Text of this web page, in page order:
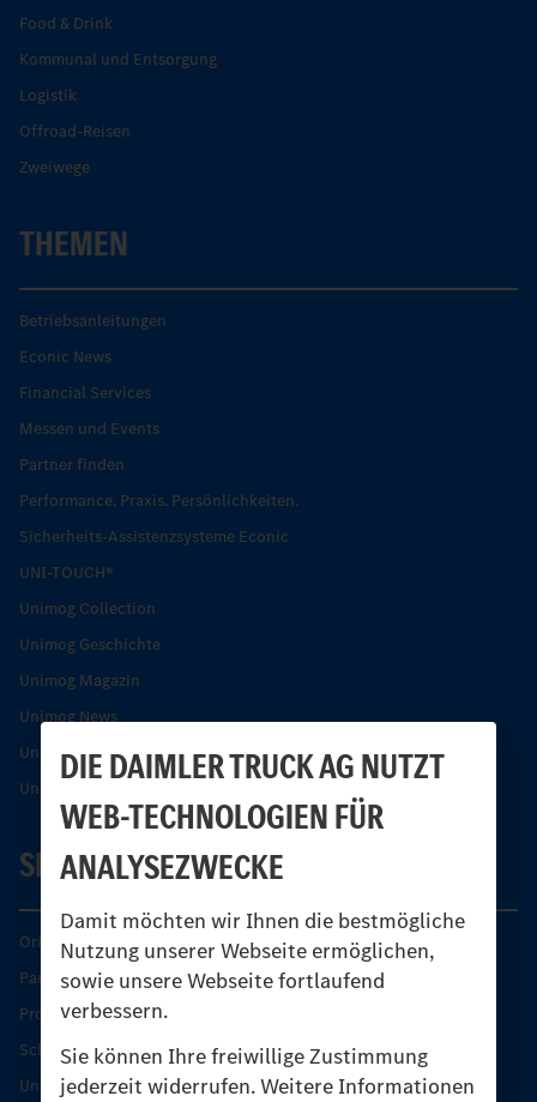
DIE DAIMLER TRUCK AG NUTZT
WEB-TECHNOLOGIEN FÜR
ANALYSEZWECKE
Damit möchten wir Ihnen die bestmögliche
Nutzung unserer Webseite ermöglichen,
sowie unsere Webseite fortlaufend
verbessern.
Sie können Ihre freiwillige Zustimmung
jederzeit widerrufen. Weitere Informationen
Food & Drink
Kommunal und Entsorgung
Logistik
Offroad-Reisen
Zweiwege
THEMEN
Betriebsanleitungen
Econic News
Financial Services
Messen und Events
Partner finden
Performance. Praxis. Persönlichkeiten.
Sicherheits-Assistenzsysteme Econic
UNI-TOUCH®
Unimog Collection
Unimog Geschichte
Unimog Magazin
Unimog News
Unimog Partner-Portal
Unimog Sicherheit
SERVICE
Original-Teile
Partner finden
Produkt-Highlights
Schutz und Werterhalt
Unimog Serviceangebot